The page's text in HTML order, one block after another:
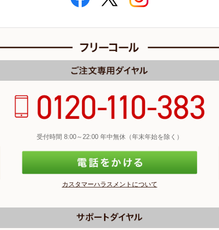
受付時間 8:00～22:00 年中無休（年末年始を除く）
カスタマーハラスメントについて